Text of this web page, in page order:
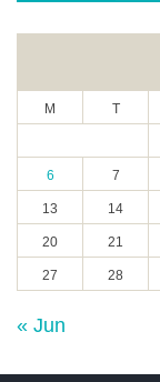
M T
6 7
13 14
20 21
27 28
« Jun